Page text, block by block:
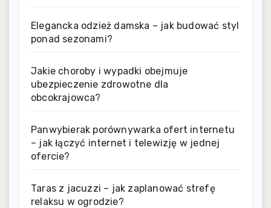
Elegancka odzież damska – jak budować styl
ponad sezonami?
Jakie choroby i wypadki obejmuje
ubezpieczenie zdrowotne dla
obcokrajowca?
Panwybierak porównywarka ofert internetu
– jak łączyć internet i telewizję w jednej
ofercie?
Taras z jacuzzi – jak zaplanować strefę
relaksu w ogrodzie?